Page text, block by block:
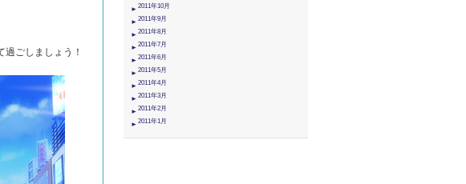
ごしましょう！
2011年10月
2011年9月
2011年8月
2011年7月
2011年6月
2011年5月
2011年4月
2011年3月
2011年2月
2011年1月